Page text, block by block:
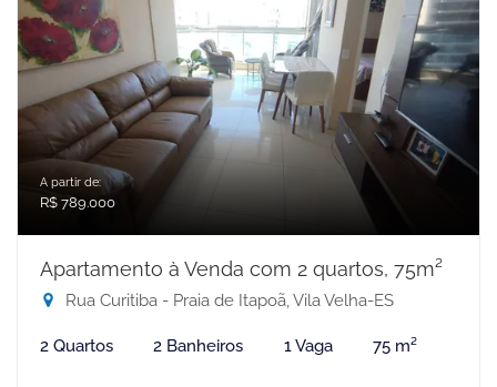
A partir de:
R$ 789.000
Apartamento à Venda com 2 quartos, 75m²
Rua Curitiba - Praia de Itapoã, Vila Velha-ES
2 Quartos 2 Banheiros 1 Vaga 75 m²